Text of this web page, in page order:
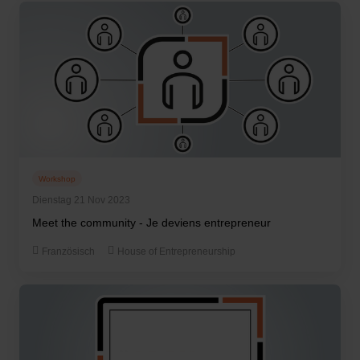
Dienstag 21 Nov 2023
Workshop
Meet the community - Je deviens entrepreneur
Französisch House of Entrepreneurship